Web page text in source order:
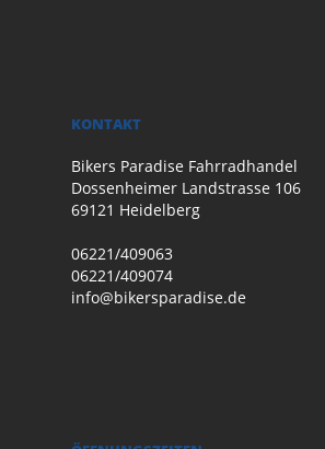
KONTAKT
Bikers Paradise Fahrradhandel
Dossenheimer Landstrasse 106
69121 Heidelberg
06221/409063
06221/409074
info@bikersparadise.de